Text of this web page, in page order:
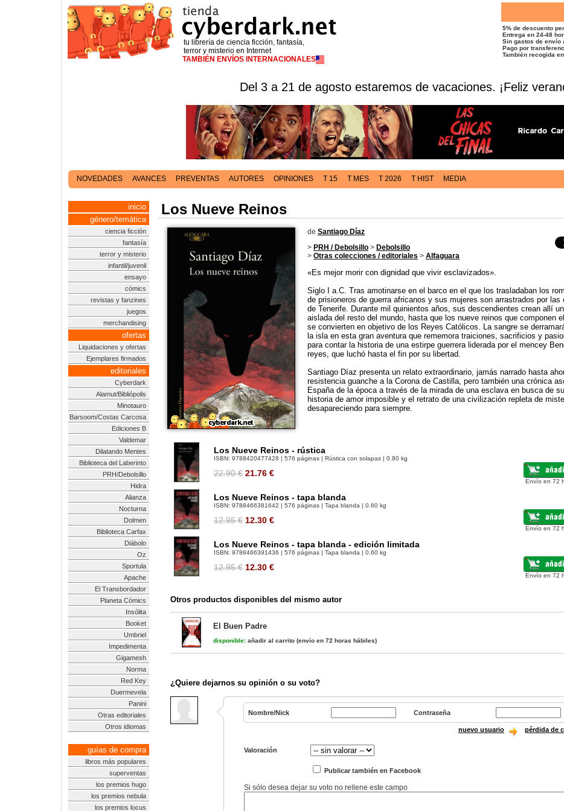
tu librería de ciencia ficción, fantasía,
terror y misterio en Internet
TAMBIÉN ENVÍOS INTERNACIONALES
5% de descuento
Entrega en 24-48
Sin gastos de envío
Pago por
También recogida
Del 3 a 21 de agosto estaremos de vacaciones. ¡Feliz
NOVEDADES AVANCES PREVENTAS AUTORES OPINIONES T 15 T MES T 2026 T HIST MEDIA
inicio
género/temática
ciencia ficción
fantasía
terror y misterio
infantil/juvenil
ensayo
cómics
revistas y fanzines
juegos
merchandising
ofertas
Liquidaciones y ofertas
Ejemplares firmados
editoriales
Cyberdark
Alamut/Bibliópolis
Minotauro
Barsoom/Costas Carcosa
Ediciones B
Valdemar
Dilatando Mentes
Biblioteca del Laberinto
PRH/Debolsillo
Hidra
Alianza
Nocturna
Dolmen
Biblioteca Carfax
Diábolo
Oz
Sportula
Apache
El Transbordador
Planeta Cómics
Insólita
Booket
Umbriel
Impedimenta
Gigamesh
Norma
Red Key
Duermevela
Panini
Otras editoriales
Otros idiomas
guías de compra
libros más populares
superventas
los premios hugo
los premios nebula
los premios locus
Los Nueve Reinos
de Santiago Díaz
> PRH / Debolsillo > Debolsillo
> Otras colecciones / editoriales > Alfaguara
«Es mejor morir con dignidad que vivir esclavizados».
Siglo I a.C. Tras amotinarse en el barco en el que los trasladaban los
de prisioneros de guerra africanos y sus mujeres son arrastrados por las
de Tenerife. Durante mil quinientos años, sus descendientes crean allí
aislada del resto del mundo, hasta que los nueve reinos que componen
se convierten en objetivo de los Reyes Católicos. La sangre se
la isla en esta gran aventura que rememora traiciones, sacrificios y
para contar la historia de una estirpe guerrera liderada por el mencey
reyes, que luchó hasta el fin por su libertad.
Santiago Díaz presenta un relato extraordinario, jamás narrado hasta
resistencia guanche a la Corona de Castilla, pero también una crónica
España de la época a través de la mirada de una esclava en busca de
historia de amor imposible y el retrato de una civilización repleta de
desapareciendo para siempre.
Los Nueve Reinos - rústica
ISBN: 9788420477428 | 576 páginas | Rústica con solapas | 0.80 kg
22.90 € 21.76 €
Envío en 72
Los Nueve Reinos - tapa blanda
ISBN: 9788466381642 | 576 páginas | Tapa blanda | 0.60 kg
12.95 € 12.30 €
Envío en 72
Los Nueve Reinos - tapa blanda - edición limitada
ISBN: 9788466391436 | 576 páginas | Tapa blanda | 0.60 kg
12.95 € 12.30 €
Envío en 72
Otros productos disponibles del mismo autor
El Buen Padre
disponible: añadir al carrito (envío en 72 horas hábiles)
¿Quiere dejarnos su opinión o su voto?
Nombre/Nick Contraseña
nuevo usuario pérdida de
Valoración
Publicar también en Facebook
Si sólo desea dejar su voto no rellene este campo